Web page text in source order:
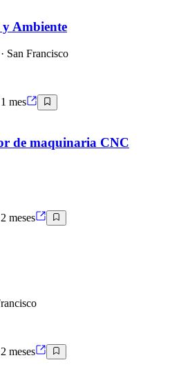
Ambiente
· San Francisco
mes
de maquinaria CNC
meses
meses